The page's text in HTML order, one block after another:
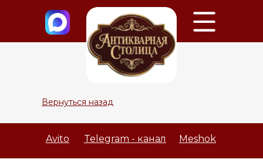
Вернуться назад
Meshok
Avito Telegram - канал